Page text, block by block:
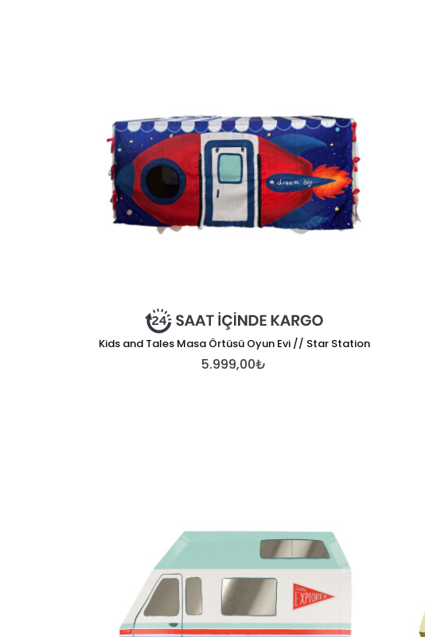
Kids and Tales Masa Örtüsü Oyun Evi // Star Station
5.999,00₺